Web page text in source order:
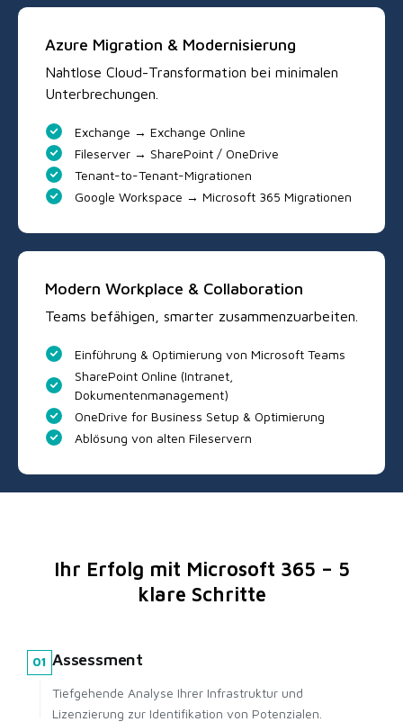
Azure Migration & Modernisierung
Nahtlose Cloud-Transformation bei minimalen
Unterbrechungen.
Exchange → Exchange Online
Fileserver → SharePoint / OneDrive
Tenant-to-Tenant-Migrationen
Google Workspace → Microsoft 365 Migrationen
Modern Workplace & Collaboration
Teams befähigen, smarter zusammenzuarbeiten.
Einführung & Optimierung von Microsoft Teams
SharePoint Online (Intranet,
Dokumentenmanagement)
OneDrive for Business Setup & Optimierung
Ablösung von alten Fileservern
Ihr Erfolg mit Microsoft 365 – 5
klare Schritte
01 Assessment
Tiefgehende Analyse Ihrer Infrastruktur und
Lizenzierung zur Identifikation von Potenzialen.